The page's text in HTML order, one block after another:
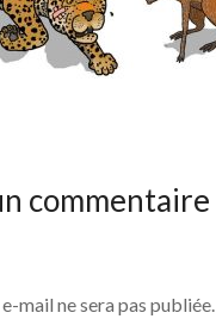
commentaire
mail ne sera pas publiée.